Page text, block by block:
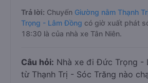
Trả lời: Chuyến Giường nằm Thạnh
Trọng - Lâm Đồng có giờ xuất phát
18:30 là của nhà xe Tân Niên.
Câu hỏi: Nhà xe đi Đức Trọng -
từ Thạnh Trị - Sóc Trăng nào